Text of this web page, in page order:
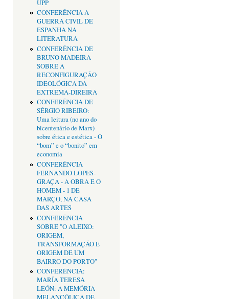
UPP
CONFERÊNCIA A
GUERRA CIVIL DE
ESPANHA NA
LITERATURA
CONFERÊNCIA DE
BRUNO MADEIRA
SOBRE A
RECONFIGURAÇÂO
IDEOLÓGICA DA
EXTREMA-DIREIRA
CONFERÊNCIA DE
SÉRGIO RIBEIRO:
Uma leitura (no ano do
bicentenário de Marx)
sobre ética e estética - O
“bom” e o “bonito” em
economia
CONFERÊNCIA
FERNANDO LOPES-
GRAÇA - A OBRA E O
HOMEM - 1 DE
MARÇO, NA CASA
DAS ARTES
CONFERÊNCIA
SOBRE "O ALEIXO:
ORIGEM,
TRANSFORMAÇÃO E
ORIGEM DE UM
BAIRRO DO PORTO"
CONFERÊNCIA:
MARÍA TERESA
LEÓN: A MEMÓRIA
MELANCÓLICA DE